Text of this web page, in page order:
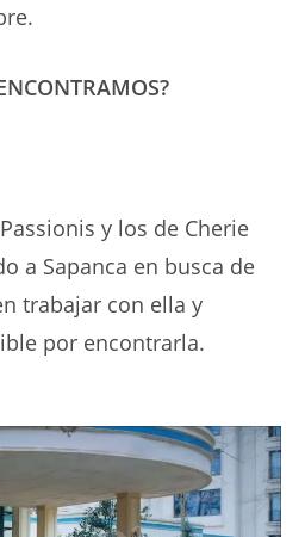
y los de Cherie
a Sapanca en busca de
trabajar con ella y
por encontrarla.